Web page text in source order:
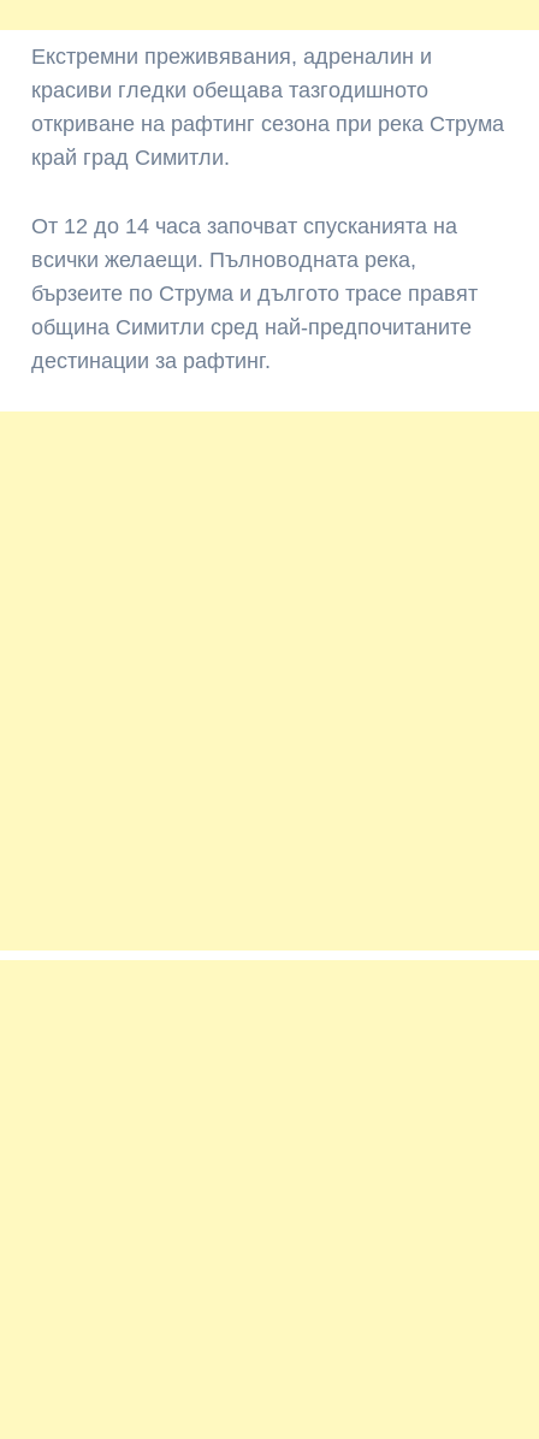
Екстремни преживявания, адреналин и
красиви гледки обещава тазгодишното
откриване на рафтинг сезона при река Струма
край град Симитли.
От 12 до 14 часа започват спусканията на
всички желаещи. Пълноводната река,
бързеите по Струма и дългото трасе правят
община Симитли сред най-предпочитаните
дестинации за рафтинг.